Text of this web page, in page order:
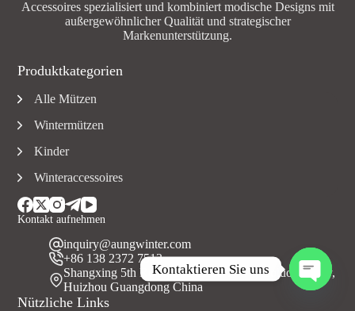
Accessoires spezialisiert und kombiniert modische Designs mit
außergewöhnlicher Qualität und strategischer
Markenunterstützung.
Kontakt aufnehmen
inquiry@aungwinter.com
+86 138 2372 7513
Shangxing 5th Road, Yuanzhou Town, Boluo County,
Huizhou Guangdong China
Nützliche Links
Produktkategorien
Alle Mützen
Wintermützen
Kinder
Winteraccessoires
Kontaktieren Sie uns